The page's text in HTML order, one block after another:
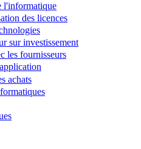
l'informatique
des licences
sur investissement
les fournisseurs
achats